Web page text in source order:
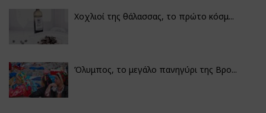
Χοχλιοί της θάλασσας, το πρώτο κόσμ...
Όλυμπος, το μεγάλο πανηγύρι της Βρο...